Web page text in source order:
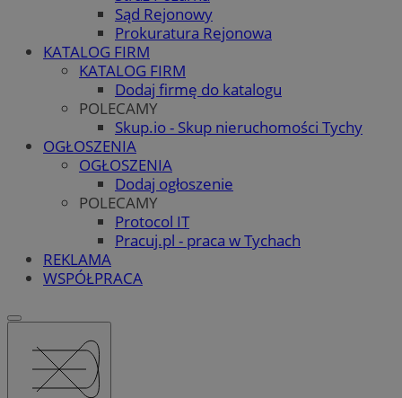
Sąd Rejonowy
Prokuratura Rejonowa
KATALOG FIRM
KATALOG FIRM
Dodaj firmę do katalogu
POLECAMY
Skup.io - Skup nieruchomości Tychy
OGŁOSZENIA
OGŁOSZENIA
Dodaj ogłoszenie
POLECAMY
Protocol IT
Pracuj.pl - praca w Tychach
REKLAMA
WSPÓŁPRACA